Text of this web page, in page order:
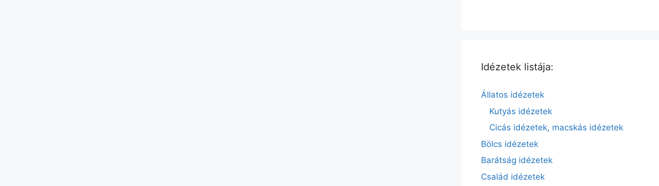
Idézetek listája:
Állatos idézetek
Kutyás idézetek
Cicás idézetek, macskás idézetek
Bölcs idézetek
Barátság idézetek
Család idézetek